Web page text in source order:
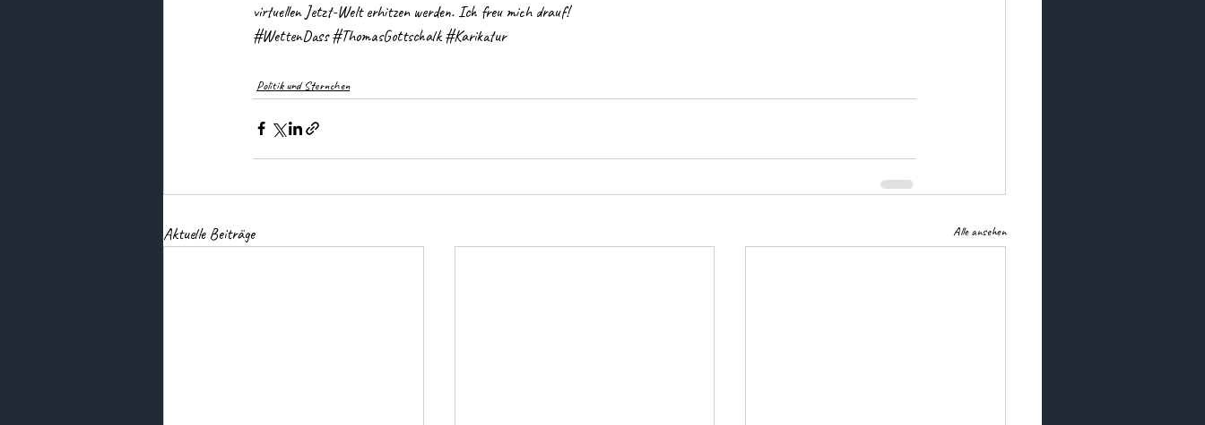
virtuellen Jetzt-Welt erhitzen werden. Ich freu mich drauf!
#WettenDass #ThomasGottschalk #Karikatur
Politik und Sternchen
Aktuelle Beiträge Alle ansehen